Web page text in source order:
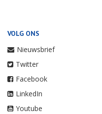
VOLG ONS
Nieuwsbrief
Twitter
Facebook
LinkedIn
Youtube